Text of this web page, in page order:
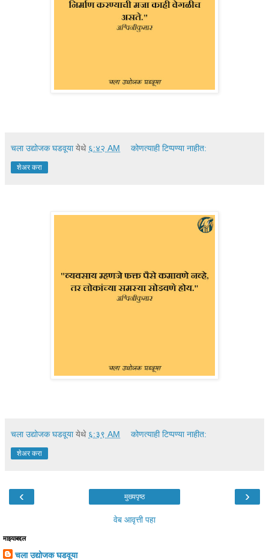
चला उद्योजक घडवूया येथे ६:४२ AM कोणत्याही टिप्पण्‍या नाहीत:
शेअर करा
चला उद्योजक घडवूया येथे ६:३९ AM कोणत्याही टिप्पण्‍या नाहीत:
शेअर करा
‹ ›
मुख्यपृष्ठ
वेब आवृत्ती पहा
माझ्याबद्दल
चला उद्योजक घडवूया